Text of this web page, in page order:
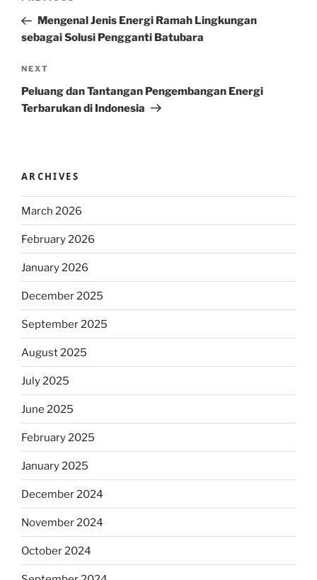
PostMengenal Jenis Energi Ramah Lingkungan
sebagai Solusi Pengganti Batubara
Next
Post
NEXT
Peluang dan Tantangan Pengembangan Energi
Terbarukan di Indonesia
ARCHIVES
March 2026
February 2026
January 2026
December 2025
September 2025
August 2025
July 2025
June 2025
February 2025
January 2025
December 2024
November 2024
October 2024